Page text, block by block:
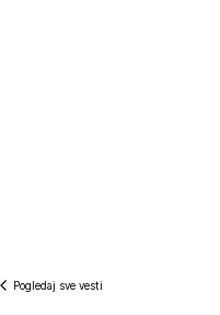
Pogledaj sve vesti